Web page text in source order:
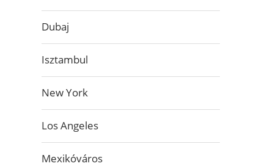
Dubaj
Isztambul
New York
Los Angeles
Mexikóváros